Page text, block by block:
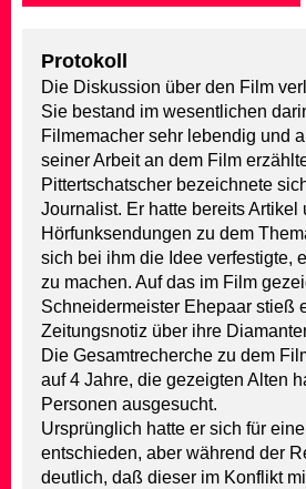
Protokoll
Die Diskussion über den Film
Sie bestand im wesentlichen
Filmemacher sehr lebendig und
seiner Arbeit an dem Film
Pittertschatscher bezeichnete
Journalist. Er hatte bereits Artikel
Hörfunksendungen zu dem
sich bei ihm die Idee verfestigte,
zu machen. Auf das im Film
Schneidermeister Ehepaar stieß
Zeitungsnotiz über ihre
Die Gesamtrecherche zu dem
auf 4 Jahre, die gezeigten Alten
Personen ausgesucht.
Ursprünglich hatte er sich für
entschieden, aber während der
deutlich, daß dieser im Konflikt